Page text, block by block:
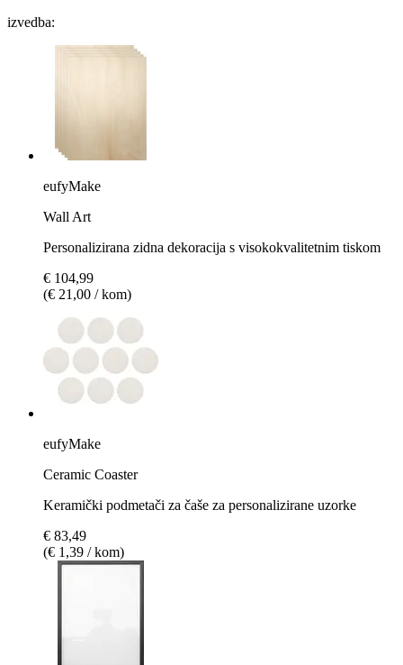
izvedba:
eufyMake
Wall Art
Personalizirana zidna dekoracija s visokokvalitetnim tiskom
€ 104,99
(€ 21,00 / kom)
eufyMake
Ceramic Coaster
Keramički podmetači za čaše za personalizirane uzorke
€ 83,49
(€ 1,39 / kom)